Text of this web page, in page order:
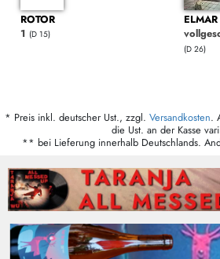
ROTOR
1 (D 15)
ELMAR
(D 26)
* Preis inkl. deutscher Ust., zzgl. Versandkosten.
die Ust. an der Kasse
** bei Lieferung innerhalb Deutschlands.